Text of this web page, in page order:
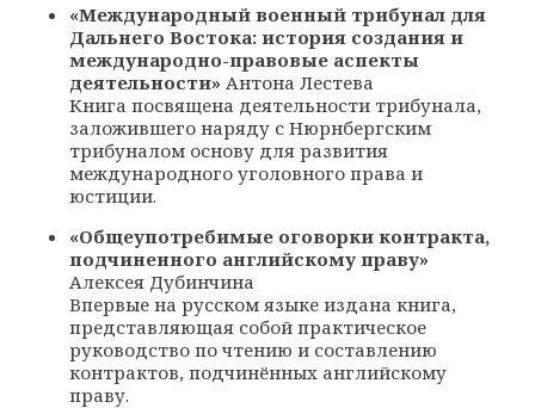
«Международный военный трибунал для
Дальнего Востока: история создания и
международно-правовые аспекты
деятельности» Антона Лестева
Книга посвящена деятельности трибунала,
заложившего наряду с Нюрнбергским
трибуналом основу для развития
международного уголовного права и
юстиции.
«Общеупотребимые оговорки контракта,
подчиненного английскому праву»
Алексея Дубинчина
Впервые на русском языке издана книга,
представляющая собой практическое
руководство по чтению и составлению
контрактов, подчинённых английскому
праву.